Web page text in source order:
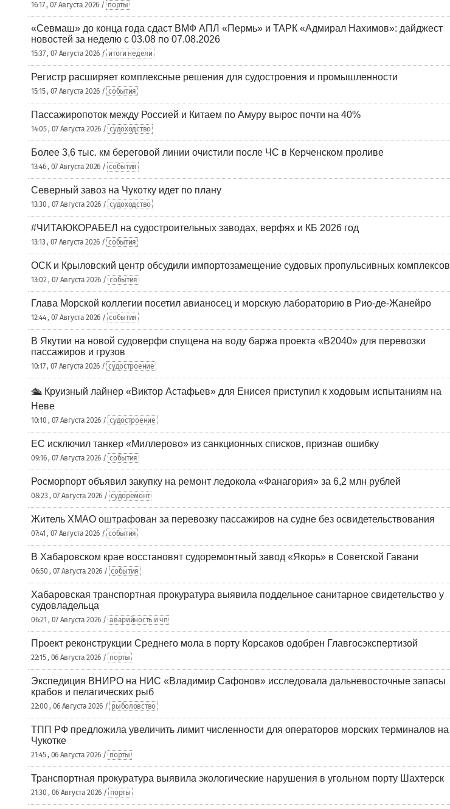
16:17 , 07 Августа 2026 / порты
«Севмаш» до конца года сдаст ВМФ АПЛ «Пермь» и ТАРК «Адмирал Нахимов»: дайджест
новостей за неделю с 03.08 по 07.08.2026
15:37 , 07 Августа 2026 / итоги недели
Регистр расширяет комплексные решения для судостроения и промышленности
15:15 , 07 Августа 2026 / события
Пассажиропоток между Россией и Китаем по Амуру вырос почти на 40%
14:05 , 07 Августа 2026 / судоходство
Более 3,6 тыс. км береговой линии очистили после ЧС в Керченском проливе
13:46 , 07 Августа 2026 / события
Северный завоз на Чукотку идет по плану
13:30 , 07 Августа 2026 / судоходство
#ЧИТАЮКОРАБЕЛ на судостроительных заводах, верфях и КБ 2026 год
13:13 , 07 Августа 2026 / события
ОСК и Крыловский центр обсудили импортозамещение судовых пропульсивных комплексов
13:02 , 07 Августа 2026 / события
Глава Морской коллегии посетил авианосец и морскую лабораторию в Рио-де-Жанейро
12:44 , 07 Августа 2026 / события
В Якутии на новой судоверфи спущена на воду баржа проекта «В2040» для перевозки
пассажиров и грузов
10:17 , 07 Августа 2026 / судостроение
🛳️ Круизный лайнер «Виктор Астафьев» для Енисея приступил к ходовым испытаниям на
Неве
10:10 , 07 Августа 2026 / судостроение
ЕС исключил танкер «Миллерово» из санкционных списков, признав ошибку
09:16 , 07 Августа 2026 / события
Росморпорт объявил закупку на ремонт ледокола «Фанагория» за 6,2 млн рублей
08:23 , 07 Августа 2026 / судоремонт
Житель ХМАО оштрафован за перевозку пассажиров на судне без освидетельствования
07:41 , 07 Августа 2026 / события
В Хабаровском крае восстановят судоремонтный завод «Якорь» в Советской Гавани
06:50 , 07 Августа 2026 / события
Хабаровская транспортная прокуратура выявила поддельное санитарное свидетельство у
судовладельца
06:21 , 07 Августа 2026 / аварийность и чп
Проект реконструкции Среднего мола в порту Корсаков одобрен Главгосэкспертизой
22:15 , 06 Августа 2026 / порты
Экспедиция ВНИРО на НИС «Владимир Сафонов» исследовала дальневосточные запасы
крабов и пелагических рыб
22:00 , 06 Августа 2026 / рыболовство
ТПП РФ предложила увеличить лимит численности для операторов морских терминалов на
Чукотке
21:45 , 06 Августа 2026 / порты
Транспортная прокуратура выявила экологические нарушения в угольном порту Шахтерск
21:30 , 06 Августа 2026 / порты